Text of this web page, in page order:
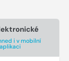
i v mobilní
aplikaci